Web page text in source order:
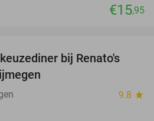
€15,95
31%
bij Renato's
9.8 star